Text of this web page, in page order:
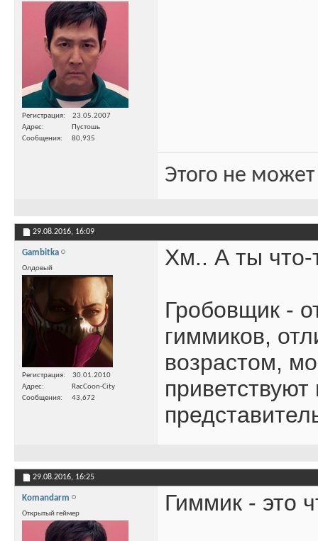
Регистрация
23.05.2007
Адрес
Пустошь
Сообщения
80,935
Этого не
29.08.2016, 16:09
Gambitka
Олдовый
Регистрация
30.01.2010
Адрес
RacCoon-City
Сообщения
43,672
Хм.. А ты что-
Гробовщик -
гиммиков,
возрастом,
29.08.2016, 16:25
Komandarm
Открытый геймер Гиммик - это